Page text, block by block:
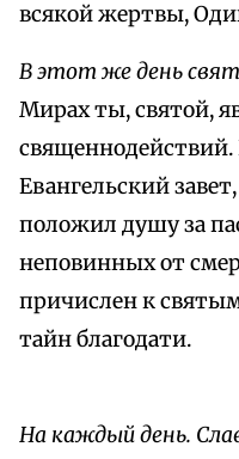
всякой жертвы,
В этот же день
Мирах ты, святой,
Евангельский
положил душу за
неповинных от
причислен к
тайн благодати.
На каждый день.